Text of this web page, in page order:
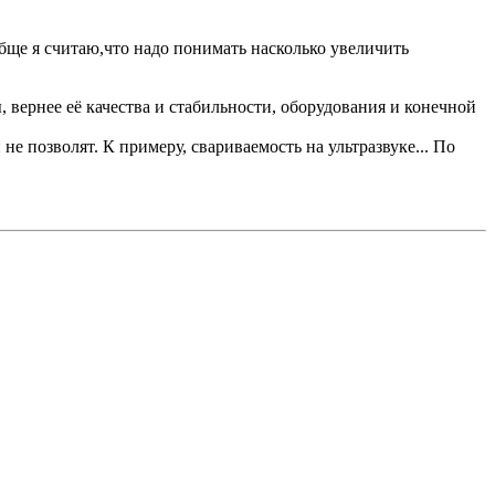
я считаю,что надо понимать насколько увеличить
её качества и стабильности, оборудования и конечной
позволят. К примеру, свариваемость на ультразвуке... По